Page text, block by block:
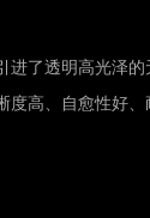
了透明高光泽
高、自愈性好、